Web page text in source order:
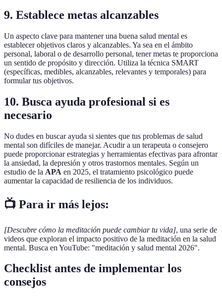
9. Establece metas alcanzables
Un aspecto clave para mantener una buena salud mental es
establecer objetivos claros y alcanzables. Ya sea en el ámbito
personal, laboral o de desarrollo personal, tener metas te proporciona
un sentido de propósito y dirección. Utiliza la técnica SMART
(específicas, medibles, alcanzables, relevantes y temporales) para
formular tus objetivos.
10. Busca ayuda profesional si es
necesario
No dudes en buscar ayuda si sientes que tus problemas de salud
mental son difíciles de manejar. Acudir a un terapeuta o consejero
puede proporcionar estrategias y herramientas efectivas para afrontar
la ansiedad, la depresión y otros trastornos mentales. Según un
estudio de la APA en 2025, el tratamiento psicológico puede
aumentar la capacidad de resiliencia de los individuos.
📺 Para ir más lejos:
[Descubre cómo la meditación puede cambiar tu vida], una serie de
videos que exploran el impacto positivo de la meditación en la salud
mental. Busca en YouTube: "meditación y salud mental 2026".
Checklist antes de implementar los
consejos